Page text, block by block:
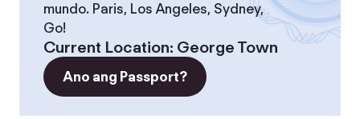
mundo. Paris, Los Angeles, Sydney,
Go!
Current Location: George Town
Ano ang Passport?